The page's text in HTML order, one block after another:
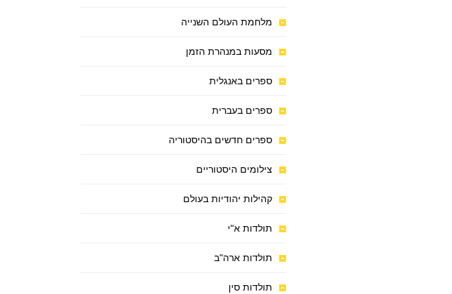
מלחמת העולם השנייה
מסעות במנהרת הזמן
ספרים באנגלית
ספרים בעברית
ספרים חדשים בהיסטוריה
צילומים היסטוריים
קהילות יהודיות בעולם
תולדות א"י
תולדות ארה"ב
תולדות סין